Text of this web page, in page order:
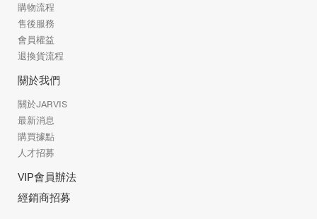
購物流程
售後服務
會員權益
退換貨流程
關於我們
關於JARVIS
最新消息
購買據點
人才招募
VIP會員辦法
經銷商招募